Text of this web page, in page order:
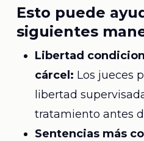
Esto puede
siguientes
Libertad
cárcel: Los jueces
libertad
tratamiento antes
Sentencias más